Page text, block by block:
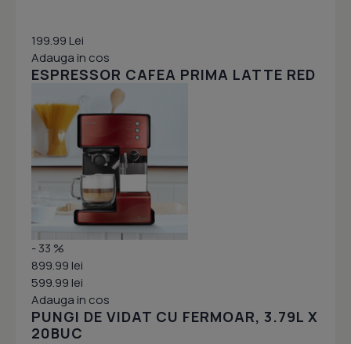
199.99 Lei
Adauga in cos
ESPRESSOR CAFEA PRIMA LATTE RED
- 33 %
899.99 lei
599.99 lei
Adauga in cos
PUNGI DE VIDAT CU FERMOAR, 3.79L X
20BUC